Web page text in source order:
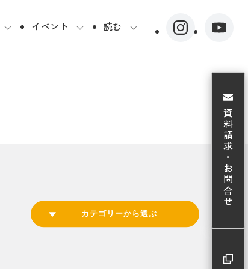
イベント 読む
カテゴリーから選ぶ
資料請求・お問合せ